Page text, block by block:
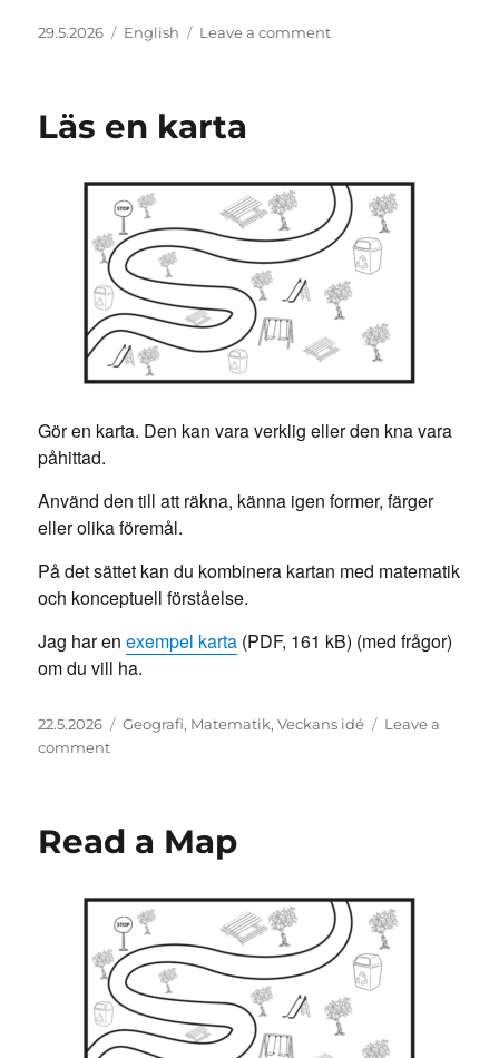
Posted
29.5.2026 Categories
English Leave a commenton
Läs en karta
Gör en karta. Den kan vara verklig eller den kna vara
påhittad.
Använd den till att räkna, känna igen former, färger
eller olika föremål.
På det sättet kan du kombinera kartan med matematik
och konceptuell förståelse.
Jag har enexempel karta (PDF, 161 kB) (med frågor)
om du vill ha.
Posted
on
22.5.2026 Categories
Geografi, Matematik,Veckans idé
Leave a
commenton
Read a Map